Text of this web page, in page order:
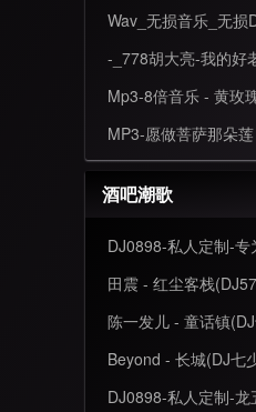
-_778胡大亮-我的好
Mp3-8倍音乐 - 黄玫
MP3-愿做菩萨那朵
酒吧潮歌